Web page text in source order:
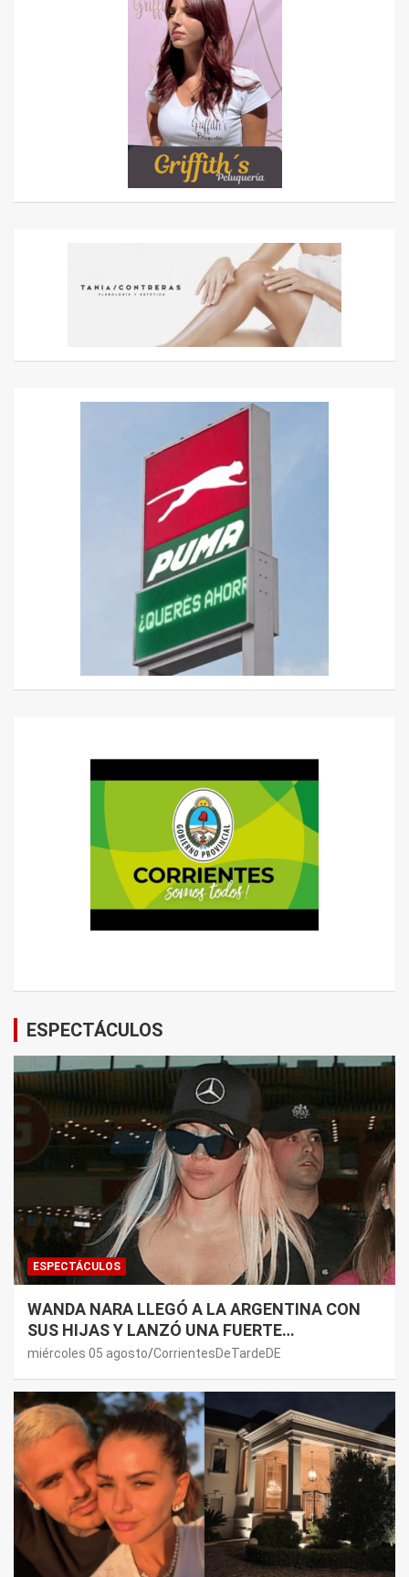
ESPECTÁCULOS
ESPECTÁCULOS
WANDA NARA LLEGÓ A LA ARGENTINA CON
SUS HIJAS Y LANZÓ UNA FUERTE
PREMONICIÓN SOBRE MAURO ICARDI
miércoles 05 agosto CorrientesDeTardeDE